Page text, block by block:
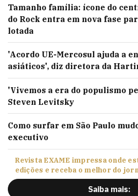
Tamanho família: ícone do
do Rock entra em nova fase
lotada
'Acordo UE-Mercosul ajuda a
asiáticos', diz diretora da
'Vivemos a era do populismo
Steven Levitsky
Como surfar em São Paulo
executivo
Revista EXAME impressa onde
edições e receba o melhor do
Saiba mais: